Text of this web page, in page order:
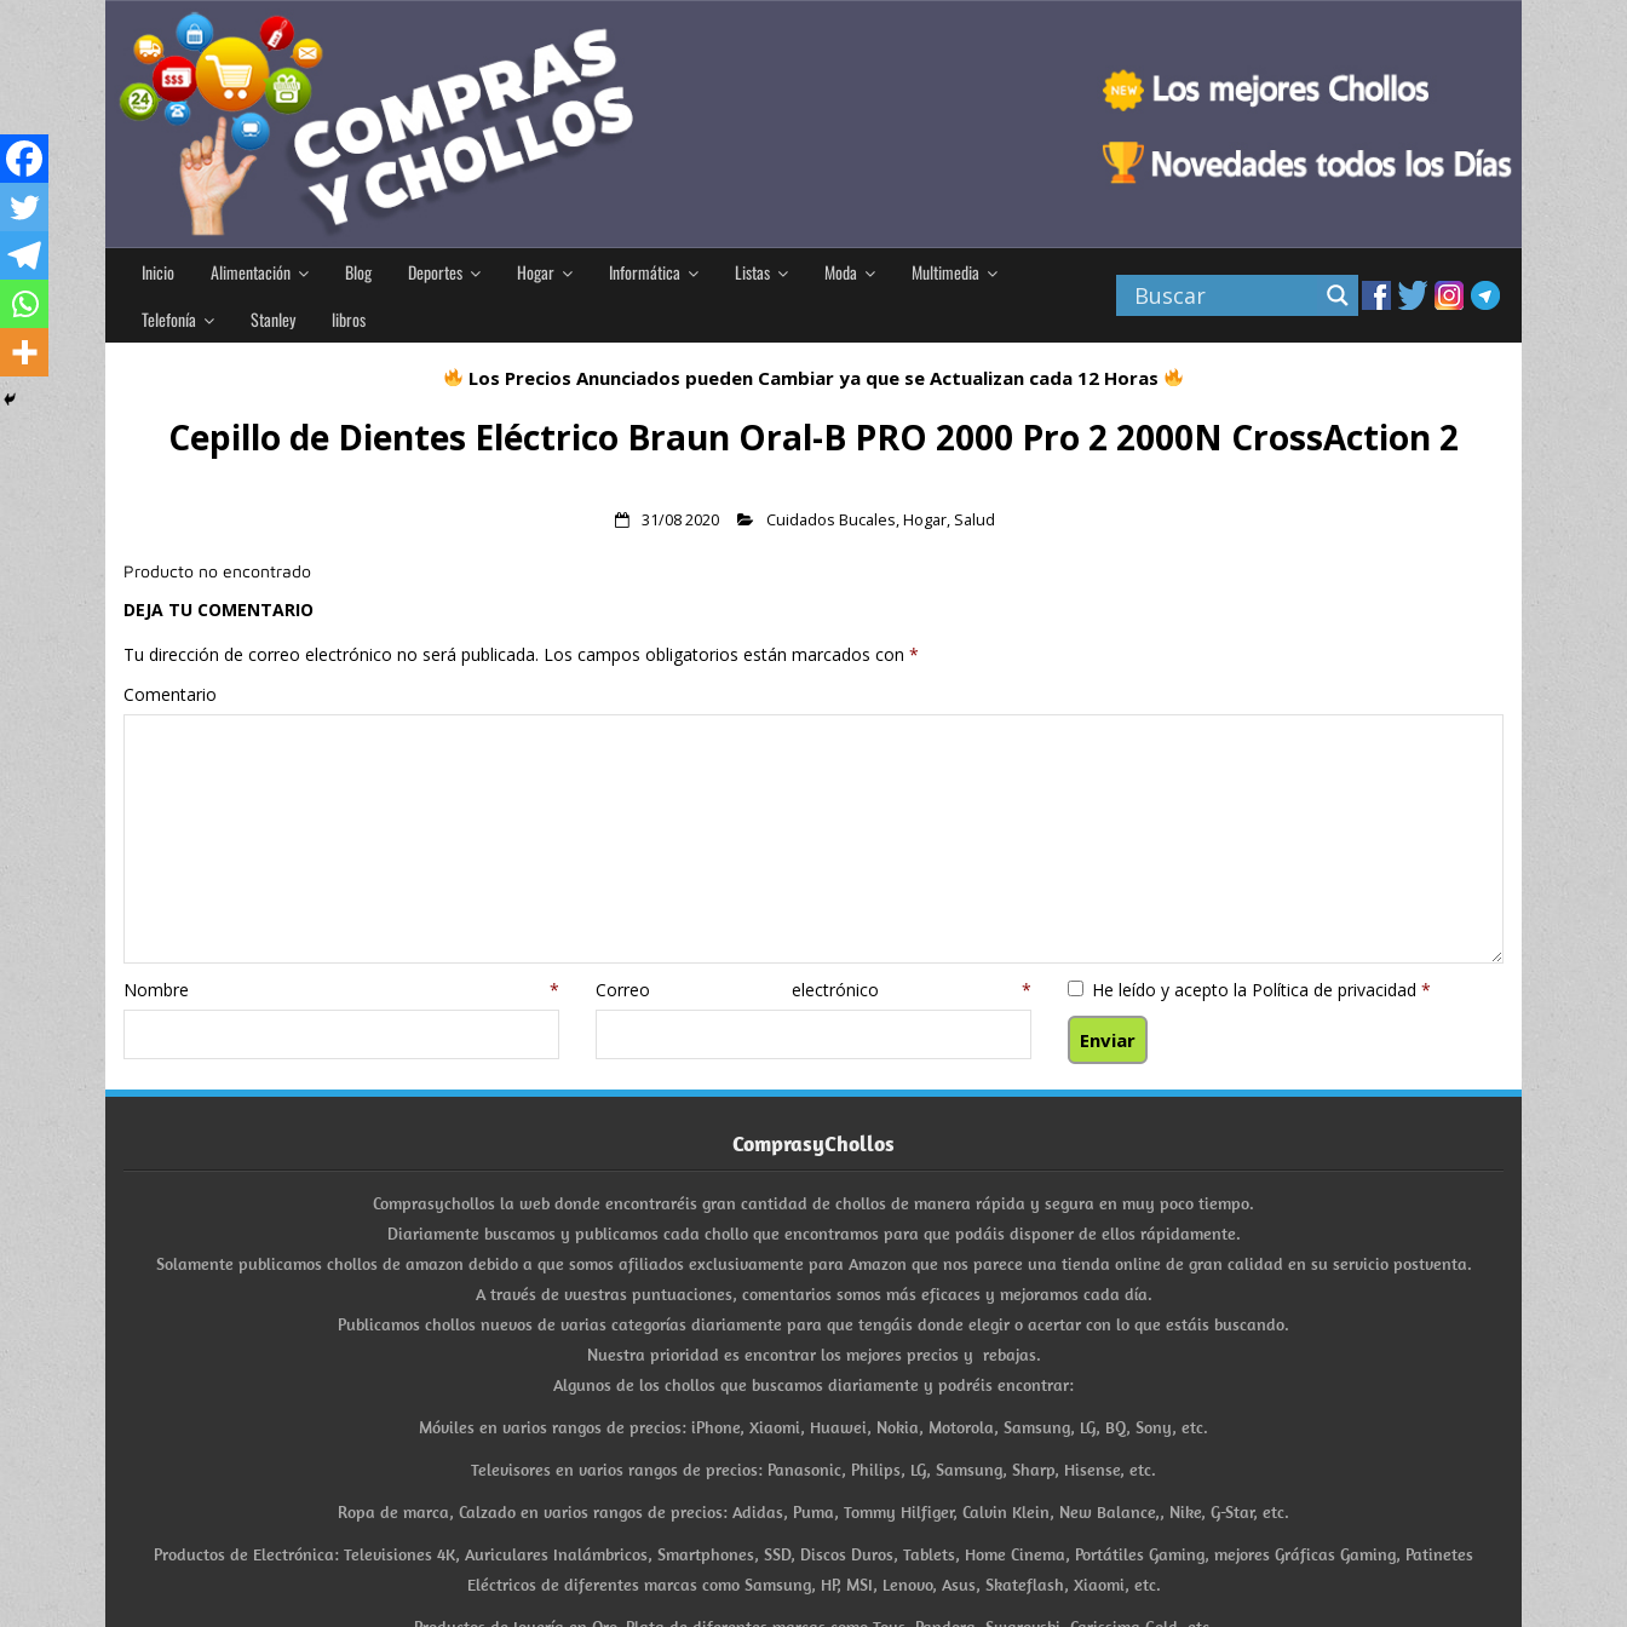
Inicio Alimentación Blog Deportes Hogar Informática Listas Moda
Multimedia
Telefonía
Stanley libros
Los Precios Anunciados pueden Cambiar ya que se Actualizan cada 12 Horas
Cepillo de Dientes Eléctrico Braun Oral-B PRO 2000 Pro 2 2000N CrossAction 2
31/08 2020 Cuidados Bucales,Hogar, Salud
Producto no encontrado
DEJA TU COMENTARIO
Tu dirección de correo electrónico no será publicada. Los campos obligatorios están marcados con *
Comentario
Nombre* Correo electrónico* He leído y acepto la Política de privacidad *
ComprasyChollos
Comprasychollos la web donde encontraréis gran cantidad de chollos de manera rápida y segura en muy poco tiempo.
Diariamente buscamos y publicamos cada chollo que encontramos para que podáis disponer de ellos rápidamente.
Solamente publicamos chollos de amazon debido a que somos afiliados exclusivamente para Amazon que nos parece una tienda online de gran calidad en su servicio postventa.
A través de vuestras puntuaciones, comentarios somos más eficaces y mejoramos cada día.
Publicamos chollos nuevos de varias categorías diariamente para que tengáis donde elegir o acertar con lo que estáis buscando.
Nuestra prioridad es encontrar los mejores precios y rebajas.
Algunos de los chollos que buscamos diariamente y podréis encontrar:
Móviles en varios rangos de precios: iPhone, Xiaomi, Huawei, Nokia, Motorola, Samsung, LG, BQ, Sony, etc.
Televisores en varios rangos de precios: Panasonic, Philips, LG, Samsung, Sharp, Hisense, etc.
Ropa de marca, Calzado en varios rangos de precios: Adidas, Puma, Tommy Hilfiger, Calvin Klein, New Balance,, Nike, G-Star, etc.
Productos de Electrónica: Televisiones 4K, Auriculares Inalámbricos, Smartphones, SSD, Discos Duros, Tablets, Home Cinema, Portátiles Gaming, mejores Gráficas Gaming, Patinetes
Eléctricos de diferentes marcas como Samsung, HP, MSI, Lenovo, Asus, Skateflash, Xiaomi, etc.